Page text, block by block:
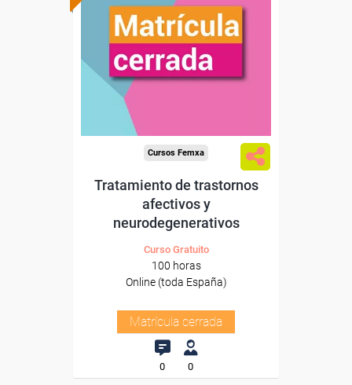
Cursos Femxa
Tratamiento de trastornos
afectivos y
neurodegenerativos
Curso Gratuito
100 horas
Online (toda España)
Matrícula cerrada
0 0